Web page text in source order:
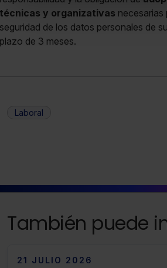
Puedes aceptar solo las
todas las cookies excepto
También puedes
Saber más acerca de las cookies
técnicas y organizativas necesarias
seguridad de los datos personales de
plazo de 3 meses.
Laboral
También puede
21 JULIO 2026